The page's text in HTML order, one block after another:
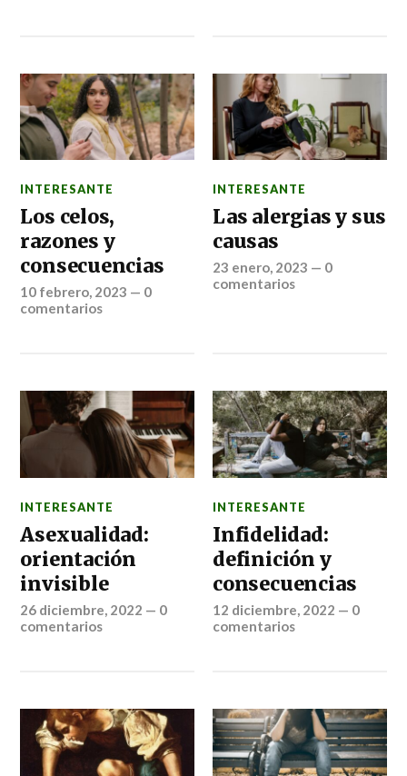
INTERESANTE
Los celos,
razones y
consecuencias
10 febrero, 2023 — 0
comentarios
INTERESANTE
Las alergias y sus
causas
23 enero, 2023 — 0
comentarios
INTERESANTE
Asexualidad:
orientación
invisible
26 diciembre, 2022 — 0
comentarios
INTERESANTE
Infidelidad:
definición y
consecuencias
12 diciembre, 2022 — 0
comentarios